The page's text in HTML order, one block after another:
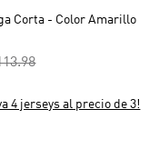
Corta - Color Amarillo
4 jerseys al precio de 3!